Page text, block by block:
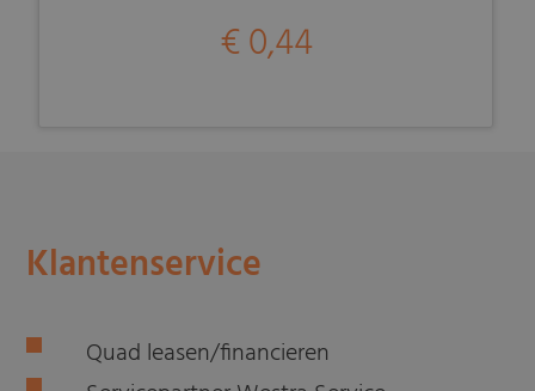
€ 0,44
Klantenservice
Quad leasen/financieren